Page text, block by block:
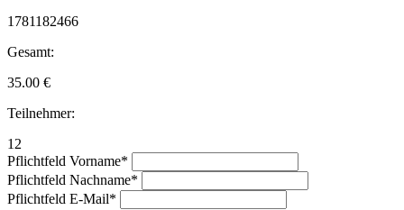
1781182466
Gesamt:
35.00 €
Teilnehmer:
12
Pflichtfeld Vorname*
Pflichtfeld Nachname*
Pflichtfeld E-Mail*